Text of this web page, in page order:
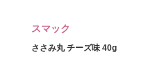
スマック
ささみ丸 チーズ味 40g